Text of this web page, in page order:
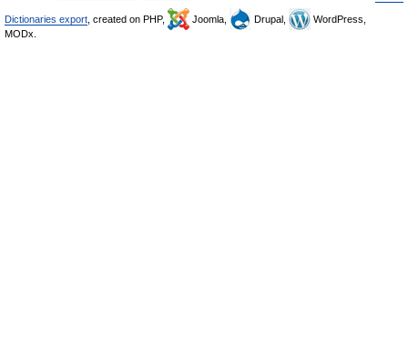
Dictionaries export , created on PHP, Joomla, Drupal,
WordPress,
MODx.